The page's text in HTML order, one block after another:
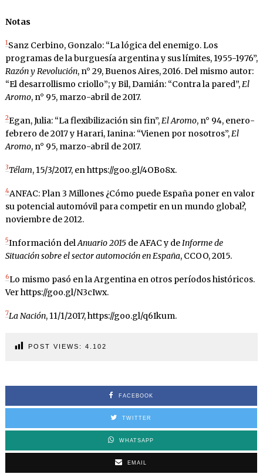
Notas
1Sanz Cerbino, Gonzalo: “La lógica del enemigo. Los
programas de la burguesía argentina y sus límites, 1955-1976”,
Razón y Revolución, n° 29, Buenos Aires, 2016. Del mismo autor:
“El desarrollismo criollo”; y Bil, Damián: “Contra la pared”, El
Aromo, n° 95, marzo-abril de 2017.
2Egan, Julia: “La flexibilización sin fin”, El Aromo, n° 94, enero-
febrero de 2017 y Harari, Ianina: “Vienen por nosotros”, El
Aromo, n° 95, marzo-abril de 2017.
3Télam, 15/3/2017, en https://goo.gl/4OBo8x.
4ANFAC: Plan 3 Millones ¿Cómo puede España poner en valor
su potencial automóvil para competir en un mundo global?,
noviembre de 2012.
5Información del Anuario 2015de AFAC y de Informe de
Situación sobre el sector automoción en España, CCOO, 2015.
6Lo mismo pasó en la Argentina en otros períodos históricos.
Ver https://goo.gl/N3cIwx.
7La Nación, 11/1/2017, https://goo.gl/q6Ikum.
POST VIEWS: 4.102
FACEBOOK
TWITTER
WHATSAPP
EMAIL